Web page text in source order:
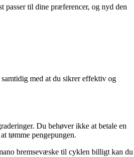
til dine præferencer, og nyd den
med at du sikrer effektiv og
Du behøver ikke at betale en
tømme pengepungen.
bremsevæske til cyklen billigt kan du